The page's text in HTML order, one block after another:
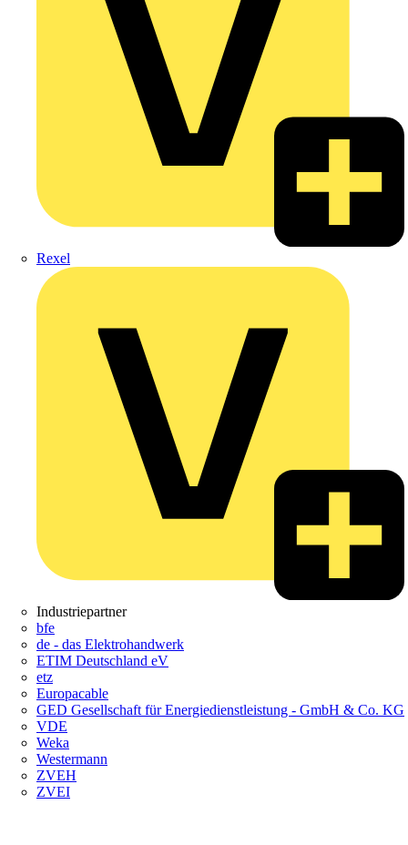
Rexel
Industriepartner
bfe
de - das Elektrohandwerk
ETIM Deutschland eV
etz
Europacable
GED Gesellschaft für Energiedienstleistung - GmbH & Co. KG
VDE
Weka
Westermann
ZVEH
ZVEI